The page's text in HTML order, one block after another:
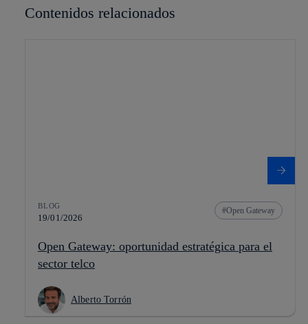
Contenidos relacionados
BLOG
19/01/2026
Open Gateway
Open Gateway: oportunidad estratégica para el
sector telco
Alberto Torrón